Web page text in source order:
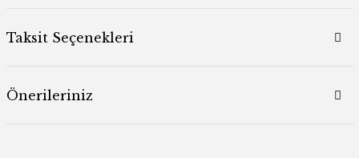
Taksit Seçenekleri
Önerileriniz